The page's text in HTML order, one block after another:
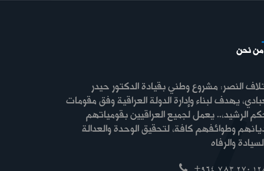
من نحن
النصر: مشروع وطني بقيادة الدكتور حيدر
يهدف لبناء وإدارة الدولة العراقية وفق مقومات
الرشيد،.. يعمل لجميع العراقيين بقومياتهم
وطوائفهم كافة، لتحقيق الوحدة والعدالة